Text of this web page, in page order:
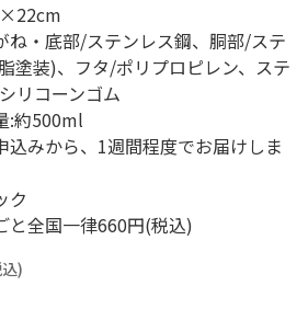
・底部/ステンレス鋼、胴部/ステ
塗装)、フタ/ポリプロピレン、ステ
リコーンゴム
:約500ml
みから、1週間程度でお届けしま
ク
全国一律660円(税込)
)